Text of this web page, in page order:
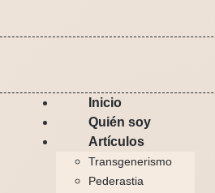
Inicio
Quién soy
Artículos
Transgenerismo
Pederastia